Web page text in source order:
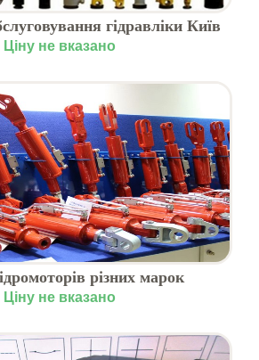
гідравліки Київ
Ціну не вказано
різних марок
Ціну не вказано